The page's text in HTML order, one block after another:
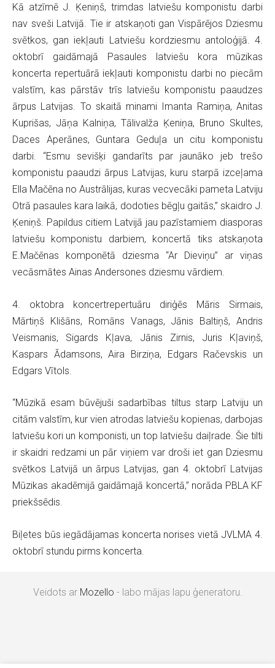
Kā atzīmē J. Ķeniņš, trimdas latviešu komponistu darbi
nav sveši Latvijā. Tie ir atskaņoti gan Vispārējos Dziesmu
svētkos, gan iekļauti Latviešu kordziesmu antoloģijā. 4.
oktobrī gaidāmajā Pasaules latviešu kora mūzikas
koncerta repertuārā iekļauti komponistu darbi no piecām
valstīm, kas pārstāv trīs latviešu komponistu paaudzes
ārpus Latvijas. To skaitā minami Imanta Ramiņa, Anitas
Kuprišas, Jāņa Kalniņa, Tālivalža Ķeniņa, Bruno Skultes,
Daces Aperānes, Guntara Geduļa un citu komponistu
darbi. “Esmu sevišķi gandarīts par jaunāko jeb trešo
komponistu paaudzi ārpus Latvijas, kuru starpā izceļama
Ella Mačēna no Austrālijas, kuras vecvecāki pameta Latviju
Otrā pasaules kara laikā, dodoties bēgļu gaitās,” skaidro J.
Ķeniņš. Papildus citiem Latvijā jau pazīstamiem diasporas
latviešu komponistu darbiem, koncertā tiks atskaņota
E.Mačēnas komponētā dziesma “Ar Dieviņu” ar viņas
vecāsmātes Ainas Andersones dziesmu vārdiem.
4. oktobra koncertrepertuāru diriģēs Māris Sirmais,
Mārtiņš Klišāns, Romāns Vanags, Jānis Baltiņš, Andris
Veismanis, Sigards Kļava, Jānis Zirnis, Juris Kļaviņš,
Kaspars Ādamsons, Aira Birziņa, Edgars Račevskis un
Edgars Vītols.
“Mūzikā esam būvējuši sadarbības tiltus starp Latviju un
citām valstīm, kur vien atrodas latviešu kopienas, darbojas
latviešu kori un komponisti, un top latviešu daiļrade. Šie tilti
ir skaidri redzami un pār viņiem var droši iet gan Dziesmu
svētkos Latvijā un ārpus Latvijas, gan 4. oktobrī Latvijas
Mūzikas akadēmijā gaidāmajā koncertā,” norāda PBLA KF
priekšsēdis.
Biļetes būs iegādājamas koncerta norises vietā JVLMA 4.
oktobrī stundu pirms koncerta.
Veidots ar Mozello - labo mājas lapu ģeneratoru.